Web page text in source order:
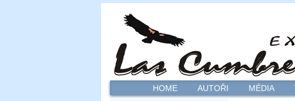
HOME AUTOŘI MÉDIA